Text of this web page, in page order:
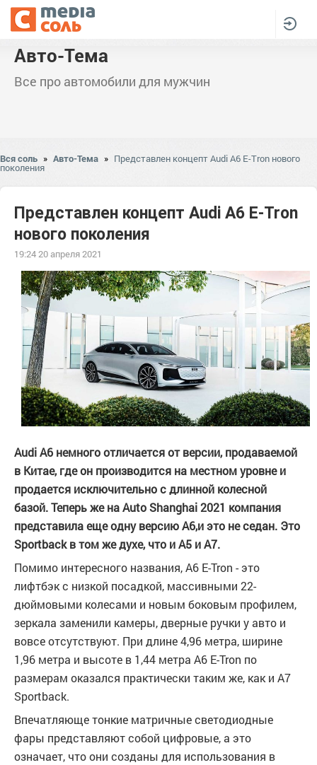
Авто-Тема
Все про автомобили для мужчин
Вся соль » Авто-Тема » Представлен концепт Audi A6 E-Tron нового
поколения
Представлен концепт Audi A6 E-Tron
нового поколения
19:24 20 апреля 2021
Audi A6 немного отличается от версии, продаваемой
в Китае, где он производится на местном уровне и
продается исключительно с длинной колесной
базой. Теперь же на Auto Shanghai 2021 компания
представила еще одну версию A6,и это не седан. Это
Sportback в том же духе, что и A5 и A7.
Помимо интересного названия, A6 E-Tron - это
лифтбэк с низкой посадкой, массивными 22-
дюймовыми колесами и новым боковым профилем,
зеркала заменили камеры, дверные ручки у авто и
вовсе отсутствуют. При длине 4,96 метра, ширине
1,96 метра и высоте в 1,44 метра A6 E-Tron по
размерам оказался практически таким же, как и A7
Sportback.
Впечатляюще тонкие матричные светодиодные
фары представляют собой цифровые, а это
означает, что они созданы для использования в